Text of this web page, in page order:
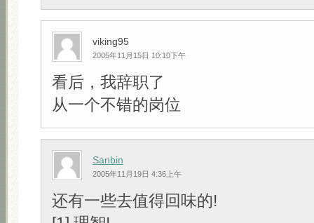
viking95
2005年11月15日 10:10下午
看后，我辞职了
从一个不错的岗位
Sanbin
2005年11月19日 4:36上午
还有一些去值得回味的!